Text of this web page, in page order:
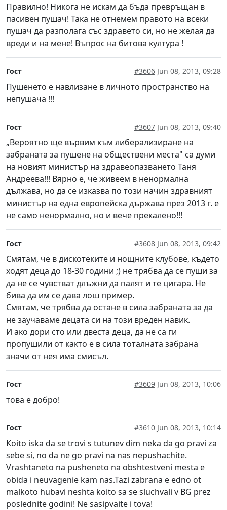
Правилно! Никога не искам да бъда превръщан в
пасивен пушач! Така не отнемем правото на всеки
пушач да разполага със здравето си, но не желая да
вреди и на мене! Въпрос на битова култура !
Гост #3606 Jun 08, 2013, 09:28
Пушенето е навлизане в личното пространство на
непушача !!!
Гост #3607 Jun 08, 2013, 09:40
„Вероятно ще вървим към либерализиране на
забраната за пушене на обществени места" са думи
на новият министър на здравеопазването Таня
Андреева!!! Вярно е, че живеем в ненормална
дължава, но да се изказва по този начин здравният
министър на една европейска държава през 2013 г. е
не само ненормално, но и вече прекалено!!!
Гост #3608 Jun 08, 2013, 09:42
Смятам, че в дискотеките и нощните клубове, където
ходят деца до 18-30 години ;) не трябва да се пуши за
да не се чувстват длъжни да палят и те цигара. Не
бива да им се дава лош пример.
Смятам, че трябва да остане в сила забраната за да
не заучаваме децата си на този вреден навик.
И ако дори сто или двеста деца, да не са ги
пропушили от както е в сила тоталната забрана
значи от нея има смисъл.
Гост #3609 Jun 08, 2013, 10:06
това е добро!
Гост #3610 Jun 08, 2013, 10:14
Koito iska da se trovi s tutunev dim neka da go pravi za
sebe si, no da ne go pravi na nas nepushachite.
Vrashtaneto na pusheneto na obshtestveni mesta e
obida i neuvagenie kam nas.Tazi zabrana e edno ot
malkoto hubavi neshta koito sa se sluchvali v BG prez
poslednite godini! Ne sasipvaite i tova!